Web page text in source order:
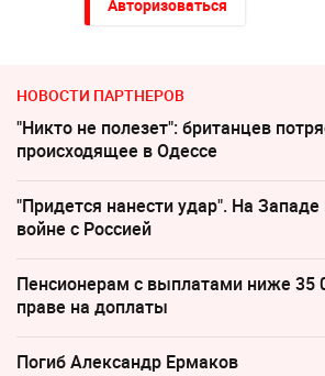
Авторизоваться
НОВОСТИ ПАРТНЕРОВ
"Никто не полезет": британцев
происходящее в Одессе
"Придется нанести удар". На
войне с Россией
Пенсионерам с выплатами ниже 35
праве на доплаты
Погиб Александр Ермаков